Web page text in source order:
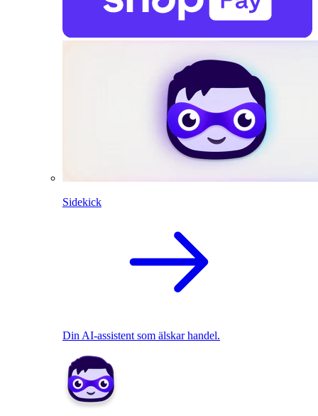
Sidekick
Din AI-assistent som älskar handel.